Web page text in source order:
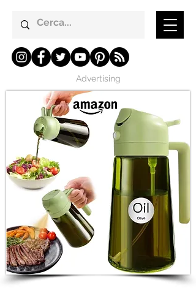
Advertising